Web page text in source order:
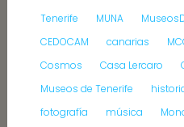
Tenerife MUNA
CEDOCAM
canarias
Cosmos
Casa Lercaro
Museos de Tenerife
fotografía
música